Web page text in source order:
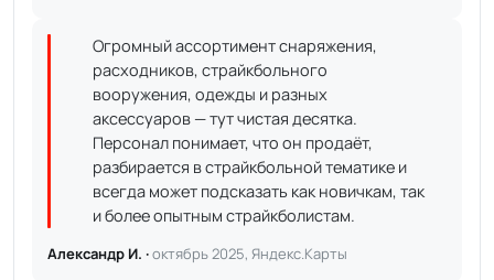
Огромный ассортимент снаряжения,
расходников, страйкбольного
вооружения, одежды и разных
аксессуаров — тут чистая десятка.
Персонал понимает, что он продаёт,
разбирается в страйкбольной тематике и
всегда может подсказать как новичкам, так
и более опытным страйкболистам.
Александр И. ·октябрь 2025, Яндекс.Карты